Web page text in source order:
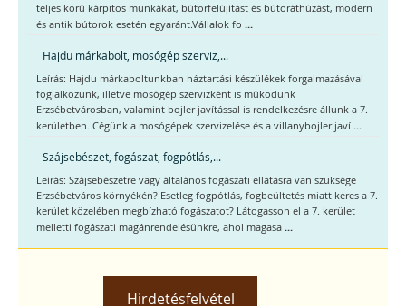
teljes körű kárpitos munkákat, bútorfelújítást és bútoráthúzást, modern
és antik bútorok esetén egyaránt.Vállalok fo ...
Hajdu márkabolt, mosógép szerviz,...
Leírás: Hajdu márkaboltunkban háztartási készülékek forgalmazásával
foglalkozunk, illetve mosógép szervizként is működünk
Erzsébetvárosban, valamint bojler javítással is rendelkezésre állunk a 7.
kerületben. Cégünk a mosógépek szervizelése és a villanybojler javí ...
Szájsebészet, fogászat, fogpótlás,...
Leírás: Szájsebészetre vagy általános fogászati ellátásra van szüksége
Erzsébetváros környékén? Esetleg fogpótlás, fogbeültetés miatt keres a 7.
kerület közelében megbízható fogászatot? Látogasson el a 7. kerület
melletti fogászati magánrendelésünkre, ahol magasa ...
Hirdetésfelvétel